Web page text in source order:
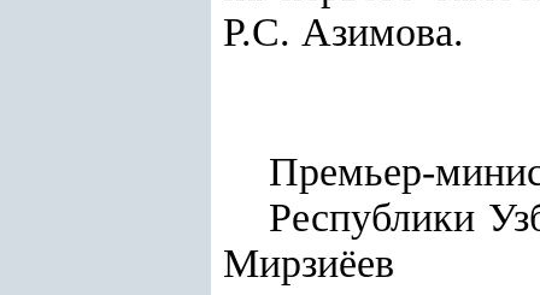
Р.С. Азимова.
Премьер-
Мирзиёев